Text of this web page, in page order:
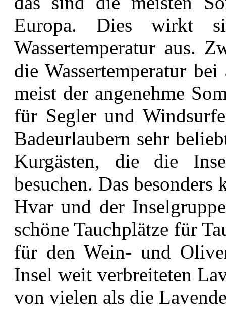
Europa. Dies wirkt
Wassertemperatur aus.
die Wassertemperatur
meist der angenehme
für Segler und
Badeurlaubern sehr
Kurgästen, die die
besuchen. Das
Hvar und der
schöne Tauchplätze für
für den Wein- und
Insel weit verbreiteten
von vielen als die